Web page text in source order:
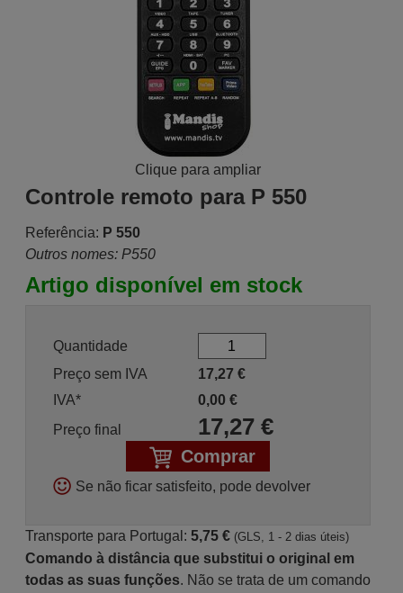
Clique para ampliar
Controle remoto para P 550
Referência: P 550
Outros nomes: P550
Artigo disponível em stock
Quantidade
Preço sem IVA
17,27 €
IVA*
0,00 €
Preço final
17,27€
Comprar
Se não ficar satisfeito, pode devolver
Transporte para Portugal: 5,75 € (GLS, 1 - 2 dias úteis)
Comando à distância que substitui o original em
todas as suas funções. Não se trata de um comando